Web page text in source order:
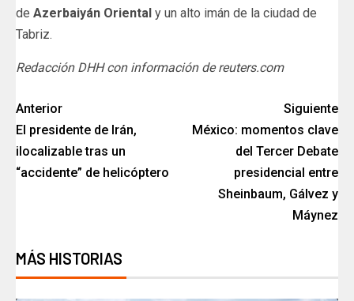
de Azerbaiyán Oriental y un alto imán de la ciudad de
Tabriz.
Redacción DHH con información de reuters.com
Anterior
El presidente de Irán,
ilocalizable tras un
“accidente” de helicóptero
Siguiente
México: momentos clave
del Tercer Debate
presidencial entre
Sheinbaum, Gálvez y
Máynez
MÁS HISTORIAS